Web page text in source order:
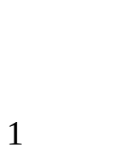
1